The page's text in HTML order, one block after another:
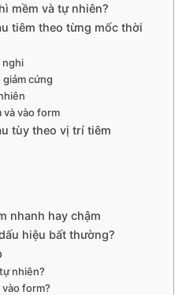
mềm và tự nhiên?
tiêm theo từng mốc thời
nghi
cứng
và vào form
tùy theo vị trí tiêm
nhanh hay chậm
hiệu bất thường?
nhiên?
form?